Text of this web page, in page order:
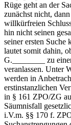
Rüge geht an der
zunächst nicht,
willkürfreien
hin nicht seinen
seiner ersten Suche
lautet somit dahin,
G.________ zu
veranlassen. Unter
werden in
erstinstanzlichen
in § 161 ZPO/ZG
Säumnisfall
i.V.m. §§ 170 f.